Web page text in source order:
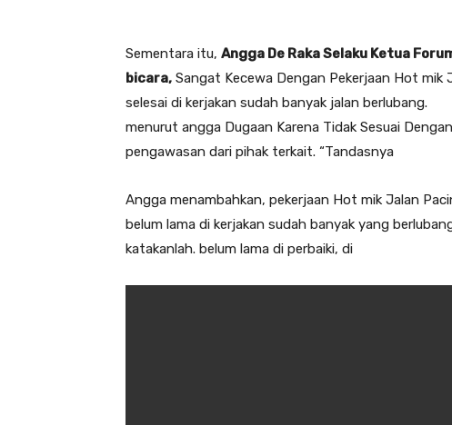
Sementara itu, Angga De Raka Selaku Ketua
bicara, Sangat Kecewa Dengan Pekerjaan Hot mik
selesai di kerjakan sudah banyak jalan berlubang.
menurut angga Dugaan Karena Tidak Sesuai
pengawasan dari pihak terkait. “Tandasnya
Angga menambahkan, pekerjaan Hot mik Jalan
belum lama di kerjakan sudah banyak yang
katakanlah. belum lama di perbaiki, di